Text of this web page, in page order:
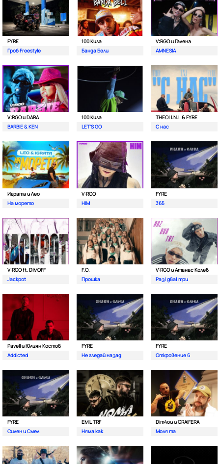
FYRE
Гроб Freestyle
100 Кила
Банда Бели
V:RGO и Галена
AMNESIA
V:RGO и DARA
BARBIE & KEN
100 Кила
LET'S GO
THEO| I.N.I. & FYRE
С нас
Играта и Лео
На морето
V:RGO
HIM
FYRE
365
V:RGO ft. DIMOFF
Jackpot
F.O.
Прошка
V:RGO и Атанас Колев
Раз| два| три
Pavell и Юлиян Костов
Addicted
FYRE
Не гледай назад
FYRE
Откровение 6
FYRE
Силен и Смел
EMIL TRF
Няма как
Dim4ou и GRAIFERA
Моля та